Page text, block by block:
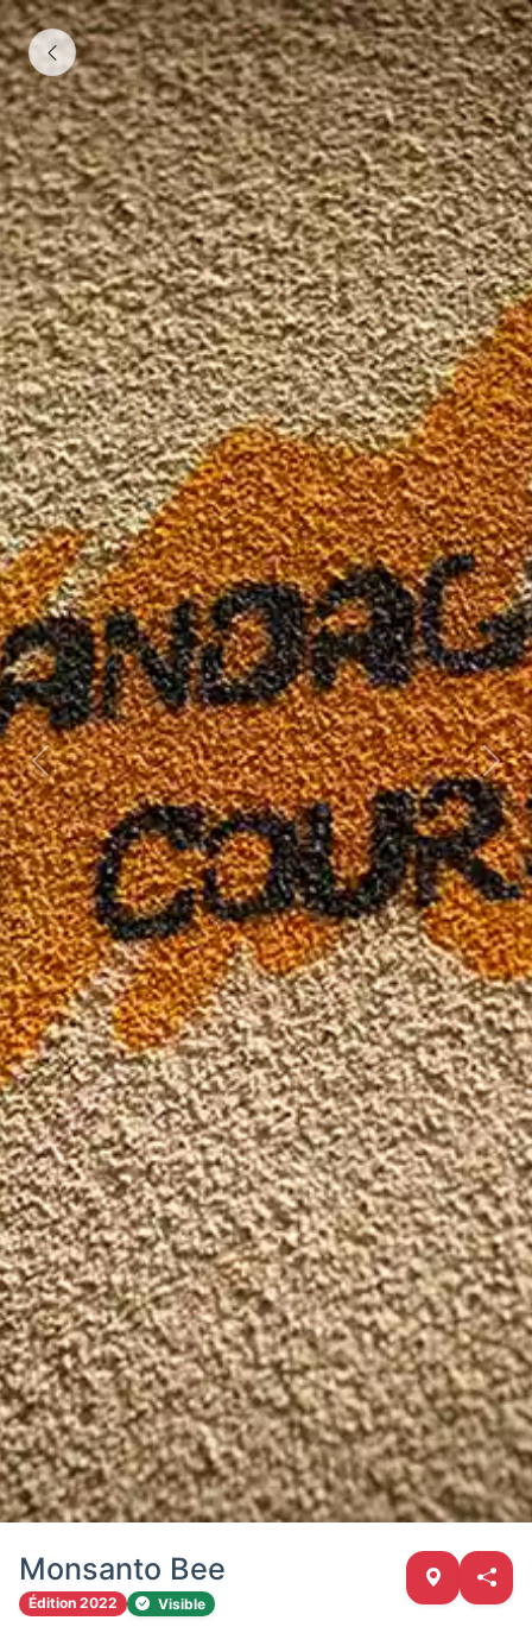
Monsanto Bee
Édition 2022 Visible